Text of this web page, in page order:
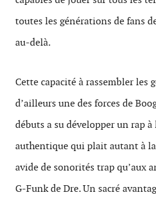
toutes les générations de fans
au-delà.
Cette capacité à rassembler les
d’ailleurs une des forces de
débuts a su développer un rap
authentique qui plait autant à
avide de sonorités trap qu’aux
G-Funk de Dre. Un sacré